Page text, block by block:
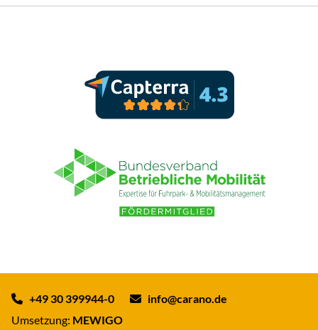
+49 30 399944-0
info@carano.de
Umsetzung: MEWIGO